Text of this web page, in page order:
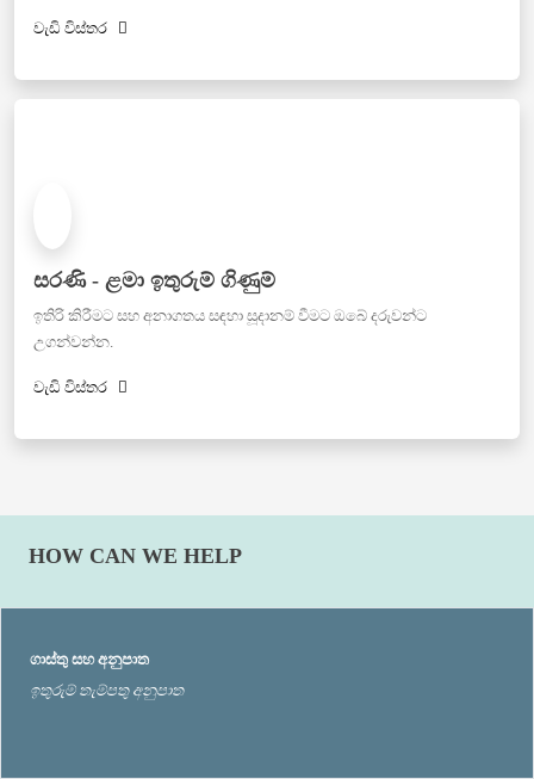
වැඩි විස්තර
සරණි - ළමා ඉතුරුම් ගිණුම්
ඉතිරි කිරීමට සහ අනාගතය සඳහා සූදානම් වීමට ඔබේ දරුවන්ට
උගන්වන්න.
වැඩි විස්තර
HOW CAN WE HELP
ගාස්තු සහ අනුපාත
ඉතුරුම් තැම්පතු අනුපාත